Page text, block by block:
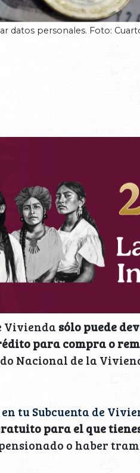
datos personales. Foto:
Vivienda sólo puede
para compra o
Nacional de la
tu Subcuenta de
para el que
o haber